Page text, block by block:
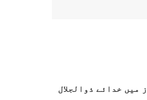
کے موقع پر قوم کے نام اپنے پیغام میں کہاہے کہ نئے اسلامی سال 1447ھ کے آغاز میں خدائے ذوالجلال